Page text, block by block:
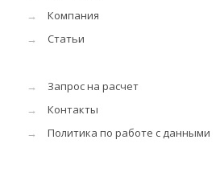
→
Компания
→
Статьи
→
Запрос на расчет
→
Контакты
→
Политика по работе с данными